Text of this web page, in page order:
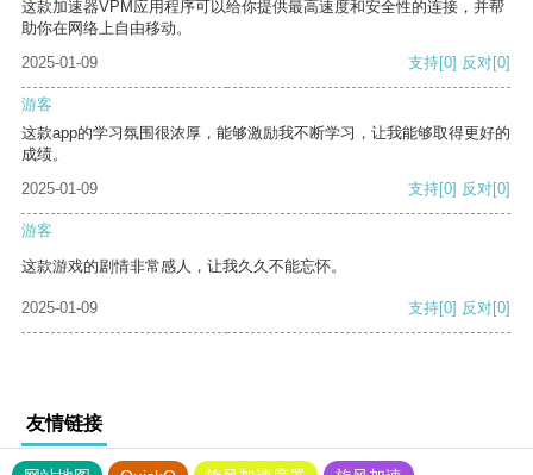
这款加速器VPM应用程序可以给你提供最高速度和安全性的连接，并帮
助你在网络上自由移动。
2025-01-09
支持[0] 反对[0]
游客
这款app的学习氛围很浓厚，能够激励我不断学习，让我能够取得更好的
成绩。
2025-01-09
支持[0] 反对[0]
游客
这款游戏的剧情非常感人，让我久久不能忘怀。
2025-01-09 支持[0] 反对[0]
友情链接